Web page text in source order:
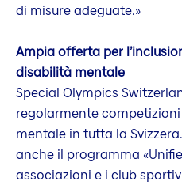
di misure adeguate.»
Ampia offerta per
disabilità mentale
Special Olympics
regolarmente
mentale in tutta la
anche il programma
associazioni e i club